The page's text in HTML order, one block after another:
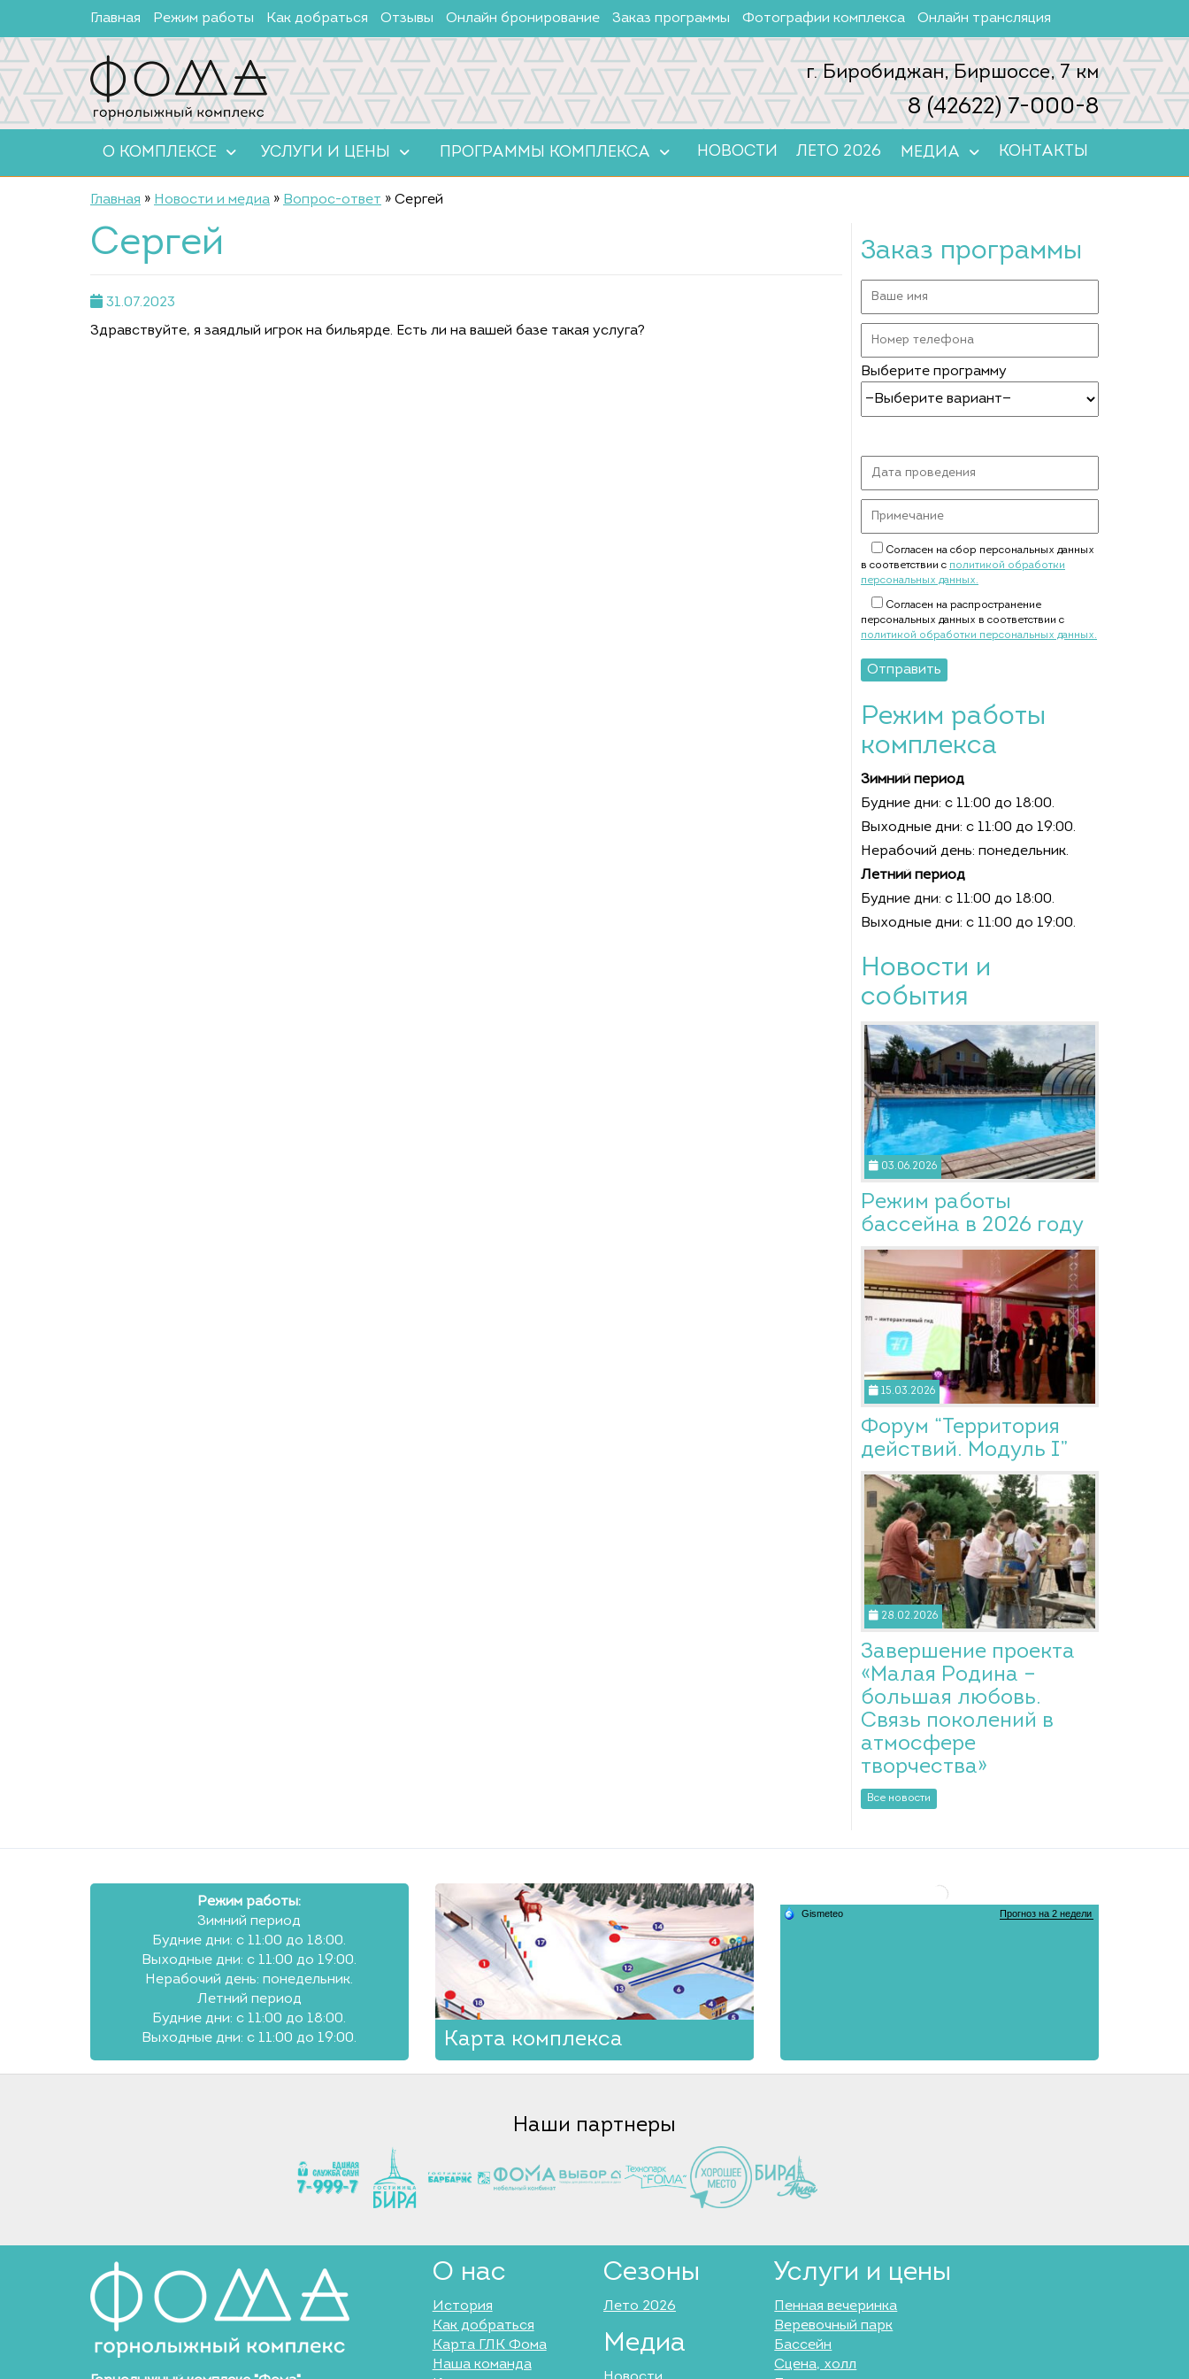
Главная Режим работы Как добраться Отзывы Онлайн бронирование Заказ программы Фотографии комплекса Онлайн трансляция
г. Биробиджан, Биршоссе, 7 км
8 (42622) 7-000-8
О КОМПЛЕКСЕ УСЛУГИ И ЦЕНЫ ПРОГРАММЫ КОМПЛЕКСА НОВОСТИ ЛЕТО 2026 МЕДИА КОНТАКТЫ
Главная » Новости и медиа » Вопрос-ответ » Сергей
Сергей
31.07.2023
Здравствуйте, я заядлый игрок на бильярде. Есть ли на вашей базе такая услуга?
Заказ программы
Выберите программу
поле
пустым.
Согласен на сбор персональных данных
в соответствии с политикой обработки
персональных данных.
Согласен на распространение
персональных данных в соответствии с
политикой обработки персональных данных.
Режим работы
комплекса
Зимний период
Будние дни: с 11:00 до 18:00.
Выходные дни: с 11:00 до 19:00.
Нерабочий день: понедельник.
Летний период
Будние дни: с 11:00 до 18:00.
Выходные дни: с 11:00 до 19:00.
Новости и
события
03.06.2026
Режим работы
бассейна в 2026 году
15.03.2026
Форум “Территория
действий. Модуль I”
28.02.2026
Завершение проекта
«Малая Родина –
большая любовь.
Связь поколений в
атмосфере
творчества»
Все новости
Режим работы:
Зимний период
Будние дни: с 11:00 до 18:00.
Выходные дни: с 11:00 до 19:00.
Нерабочий день: понедельник.
Летний период
Будние дни: с 11:00 до 18:00.
Выходные дни: с 11:00 до 19:00.
Карта комплекса
Наши партнеры
О нас
История
Как добраться
Карта ГЛК Фома
Наша команда
Сезоны
Лето 2026
Медиа
Услуги и цены
Пенная вечеринка
Веревочный парк
Бассейн
Сцена, холл